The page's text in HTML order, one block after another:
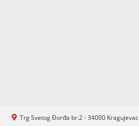
Trg Svetog Đorđa br.2 - 34000 Kragujevac